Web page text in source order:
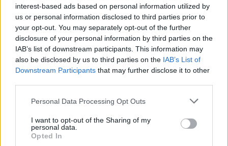
interest-based ads based on personal information utilized by
us or personal information disclosed to third parties prior to
your opt-out. You may separately opt-out of the further
disclosure of your personal information by third parties on the
IAB’s list of downstream participants. This information may
also be disclosed by us to third parties on the IAB’s List of
Downstream Participants that may further disclose it to other
Please note that this website/app uses one or more Google
not limited to your visit or usage behaviour. You may click to
grant or deny consent to Google and its third-party tags to
use your data for below specified purposes in below Google
Personal Data Processing Opt Outs
I want to opt-out of the Sharing of my
personal data.
Opted In
HÍREK 2025. ÁPR. 12. MTI
Az új lakcímbejelentések után is igényelhető
támogatás az energetikai otthonfelújítási
programban - közölte az Energiaügyi
Minisztérium (EM).